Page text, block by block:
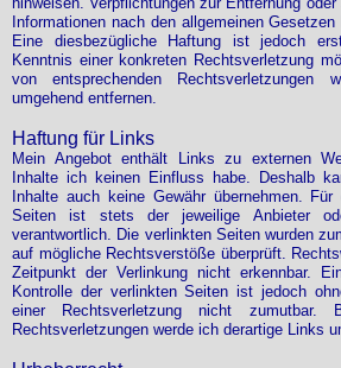
hinweisen. Verpflichtungen zur Entfernung
Informationen nach den allgemeinen
Eine diesbezügliche Haftung ist jedoch
Kenntnis einer konkreten Rechtsverletzung
von entsprechenden Rechtsverletzungen
umgehend entfernen.
Haftung für Links
Mein Angebot enthält Links zu externen
Inhalte ich keinen Einfluss habe. Deshalb
Inhalte auch keine Gewähr übernehmen.
Seiten ist stets der jeweilige Anbieter
verantwortlich. Die verlinkten Seiten wurden
auf mögliche Rechtsverstöße überprüft.
Zeitpunkt der Verlinkung nicht erkennbar.
Kontrolle der verlinkten Seiten ist jedoch
einer Rechtsverletzung nicht zumutbar.
Rechtsverletzungen werde ich derartige Links